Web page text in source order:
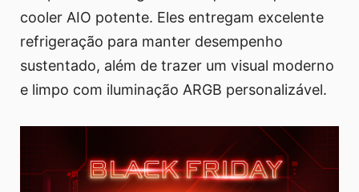
cooler AIO potente. Eles entregam excelente
refrigeração para manter desempenho
sustentado, além de trazer um visual moderno
e limpo com iluminação ARGB personalizável.